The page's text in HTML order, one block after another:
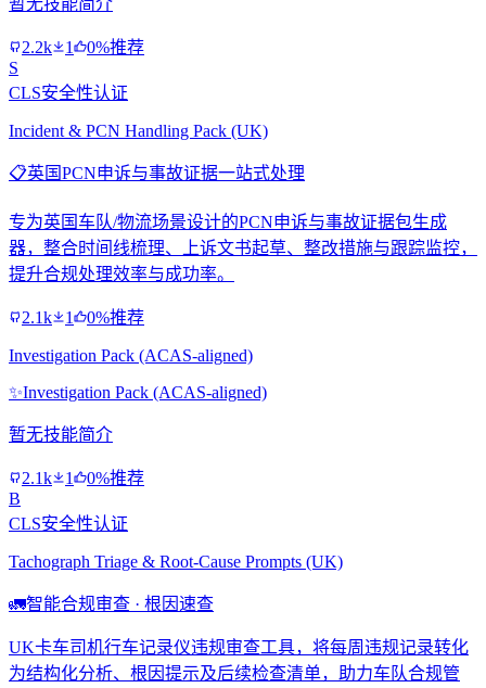
2.2k 1
0%推荐
S
CLS安全性认证
Incident & PCN Handling Pack (UK)
📋英国PCN申诉与事故证据一站式处理
专为英国车队/物流场景设计的PCN申诉与事故证据包生成
器，整合时间线梳理、上诉文书起草、整改措施与跟踪监控，
提升合规处理效率与成功率。
2.1k 1 0%推荐
Investigation Pack (ACAS-aligned)
✨Investigation Pack (ACAS-aligned)
暂无技能简介
2.1k 1
0%推荐
B
CLS安全性认证
Tachograph Triage & Root-Cause Prompts (UK)
🚛智能合规审查 · 根因速查
UK卡车司机行车记录仪违规审查工具，将每周违规记录转化
为结构化分析、根因提示及后续检查清单，助力车队合规管